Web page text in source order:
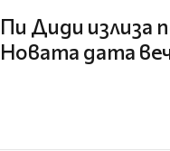
Пи Диди излиза
Новата дата